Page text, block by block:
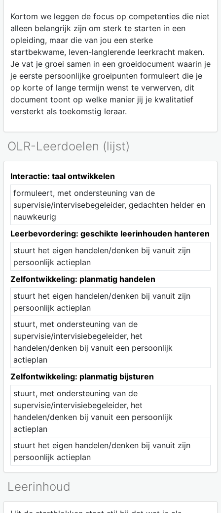
Kortom we leggen de focus op competenties die niet
alleen belangrijk zijn om sterk te starten in een
opleiding, maar die van jou een sterke
startbekwame, leven-langlerende leerkracht maken.
Je vat je groei samen in een groeidocument waarin je
je eerste persoonlijke groeipunten formuleert die je
op korte of lange termijn wenst te verwerven, dit
document toont op welke manier jij je kwalitatief
versterkt als toekomstig leraar.
OLR-Leerdoelen (lijst)
Interactie: taal ontwikkelen
formuleert, met ondersteuning van de
supervisie/intervisebegeleider, gedachten helder en
nauwkeurig
Leerbevordering: geschikte leerinhouden hanteren
stuurt het eigen handelen/denken bij vanuit zijn
persoonlijk actieplan
Zelfontwikkeling: planmatig handelen
stuurt het eigen handelen/denken bij vanuit zijn
persoonlijk actieplan
stuurt, met ondersteuning van de
supervisie/intervisiebegeleider, het
handelen/denken bij vanuit een persoonlijk
actieplan
Zelfontwikkeling: planmatig bijsturen
stuurt, met ondersteuning van de
supervisie/intervisiebegeleider, het
handelen/denken bij vanuit een persoonlijk
actieplan
stuurt het eigen handelen/denken bij vanuit zijn
persoonlijk actieplan
Leerinhoud